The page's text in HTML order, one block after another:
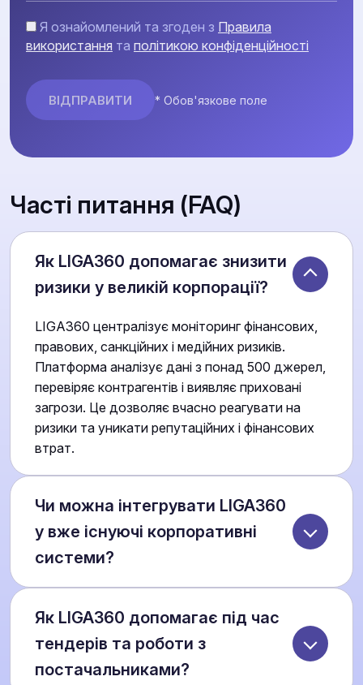
Я ознайомлений та згоден з Правила
використання та політикою конфіденційності
* Обов'язкове поле
Часті питання (FAQ)
Як LIGA360 допомагає знизити
ризики у великій корпорації?
LIGA360 централізує моніторинг фінансових,
правових, санкційних і медійних ризиків.
Платформа аналізує дані з понад 500 джерел,
перевіряє контрагентів і виявляє приховані
загрози. Це дозволяє вчасно реагувати на
ризики та уникати репутаційних і фінансових
втрат.
Чи можна інтегрувати LIGA360
у вже існуючі корпоративні
системи?
внутрішніми бізнес-рішеннями. Це забезпечує
єдине інформаційне середовище для юристів,
фінансів, комплаєнсу та топ-менеджменту, де
всі дані та аналітика доступні в одному
Як LIGA360 допомагає під час
тендерів та роботи з
постачальниками?